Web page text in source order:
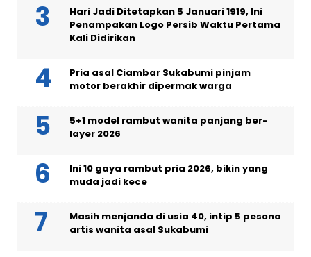
Hari Jadi Ditetapkan 5 Januari 1919, Ini
Penampakan Logo Persib Waktu Pertama
Kali Didirikan
Pria asal Ciambar Sukabumi pinjam
motor berakhir dipermak warga
5+1 model rambut wanita panjang ber-
layer 2026
Ini 10 gaya rambut pria 2026, bikin yang
muda jadi kece
Masih menjanda di usia 40, intip 5 pesona
artis wanita asal Sukabumi